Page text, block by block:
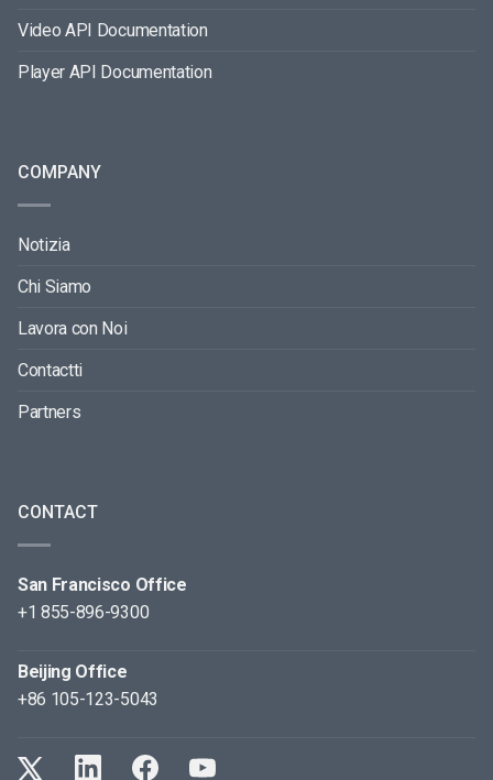
Video API Documentation
Player API Documentation
COMPANY
Notizia
Chi Siamo
Lavora con Noi
Contactti
Partners
CONTACT
San Francisco Office
+1 855-896-9300
Beijing Office
+86 105-123-5043